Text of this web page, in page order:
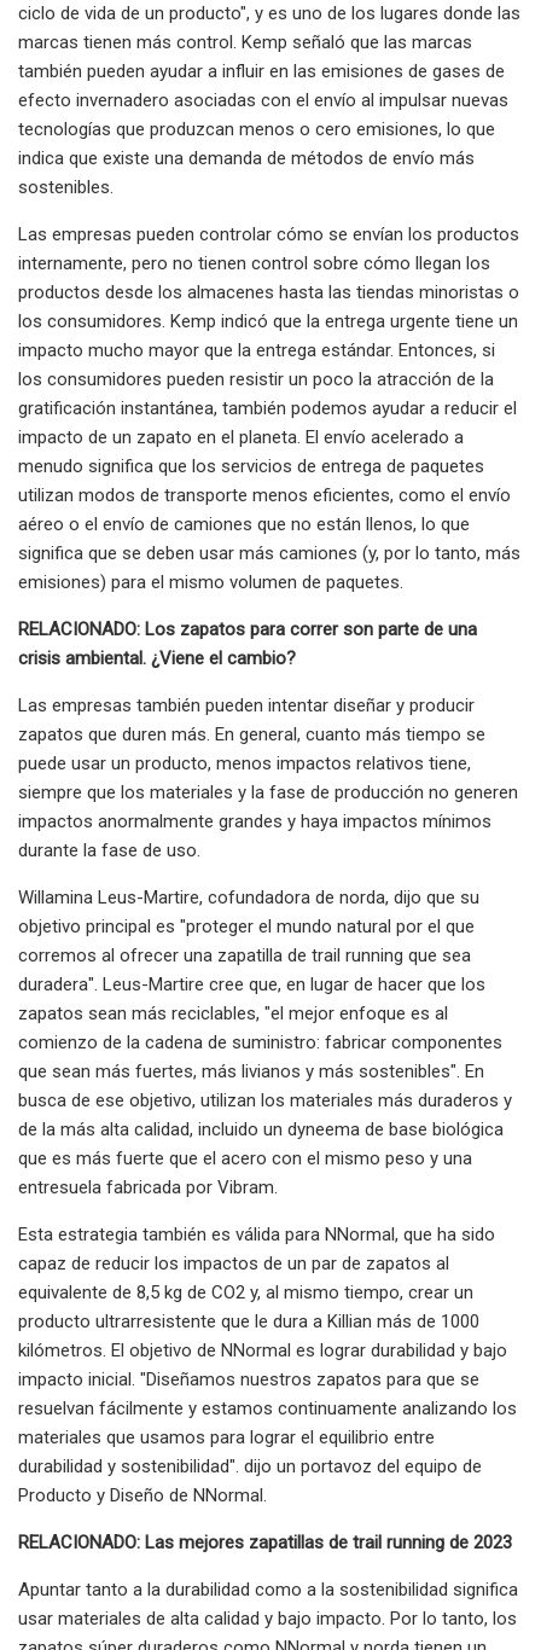
ciclo de vida de un producto", y es uno de los lugares donde las
marcas tienen más control. Kemp señaló que las marcas
también pueden ayudar a influir en las emisiones de gases de
efecto invernadero asociadas con el envío al impulsar nuevas
tecnologías que produzcan menos o cero emisiones, lo que
indica que existe una demanda de métodos de envío más
sostenibles.
Las empresas pueden controlar cómo se envían los productos
internamente, pero no tienen control sobre cómo llegan los
productos desde los almacenes hasta las tiendas minoristas o
los consumidores. Kemp indicó que la entrega urgente tiene un
impacto mucho mayor que la entrega estándar. Entonces, si
los consumidores pueden resistir un poco la atracción de la
gratificación instantánea, también podemos ayudar a reducir el
impacto de un zapato en el planeta. El envío acelerado a
menudo significa que los servicios de entrega de paquetes
utilizan modos de transporte menos eficientes, como el envío
aéreo o el envío de camiones que no están llenos, lo que
significa que se deben usar más camiones (y, por lo tanto, más
emisiones) para el mismo volumen de paquetes.
RELACIONADO: Los zapatos para correr son parte de una
crisis ambiental. ¿Viene el cambio?
Las empresas también pueden intentar diseñar y producir
zapatos que duren más. En general, cuanto más tiempo se
puede usar un producto, menos impactos relativos tiene,
siempre que los materiales y la fase de producción no generen
impactos anormalmente grandes y haya impactos mínimos
durante la fase de uso.
Willamina Leus-Martire, cofundadora de norda, dijo que su
objetivo principal es "proteger el mundo natural por el que
corremos al ofrecer una zapatilla de trail running que sea
duradera". Leus-Martire cree que, en lugar de hacer que los
zapatos sean más reciclables, "el mejor enfoque es al
comienzo de la cadena de suministro: fabricar componentes
que sean más fuertes, más livianos y más sostenibles". En
busca de ese objetivo, utilizan los materiales más duraderos y
de la más alta calidad, incluido un dyneema de base biológica
que es más fuerte que el acero con el mismo peso y una
entresuela fabricada por Vibram.
Esta estrategia también es válida para NNormal, que ha sido
capaz de reducir los impactos de un par de zapatos al
equivalente de 8,5 kg de CO2 y, al mismo tiempo, crear un
producto ultrarresistente que le dura a Killian más de 1000
kilómetros. El objetivo de NNormal es lograr durabilidad y bajo
impacto inicial. "Diseñamos nuestros zapatos para que se
resuelvan fácilmente y estamos continuamente analizando los
materiales que usamos para lograr el equilibrio entre
durabilidad y sostenibilidad". dijo un portavoz del equipo de
Producto y Diseño de NNormal.
RELACIONADO: Las mejores zapatillas de trail running de 2023
Apuntar tanto a la durabilidad como a la sostenibilidad significa
usar materiales de alta calidad y bajo impacto. Por lo tanto, los